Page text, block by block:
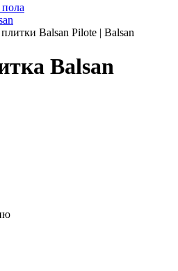
Balsan Pilote | Balsan
Balsan